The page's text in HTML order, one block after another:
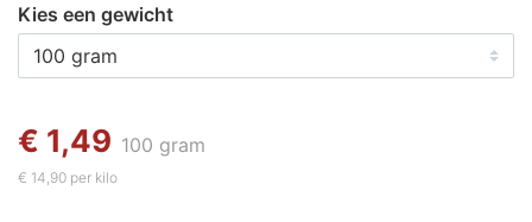
Kies een gewicht
€ 1,49 100 gram
€ 14,90 per kilo